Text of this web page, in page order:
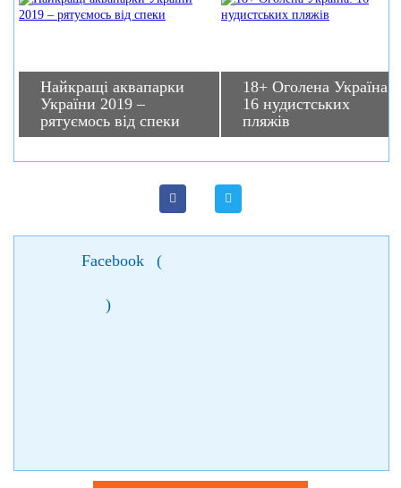
Найкращі аквапарки
України 2019 –
рятуємось від спеки
18+ Оголена Україна:
16 нудистських
пляжів
Facebook (
)